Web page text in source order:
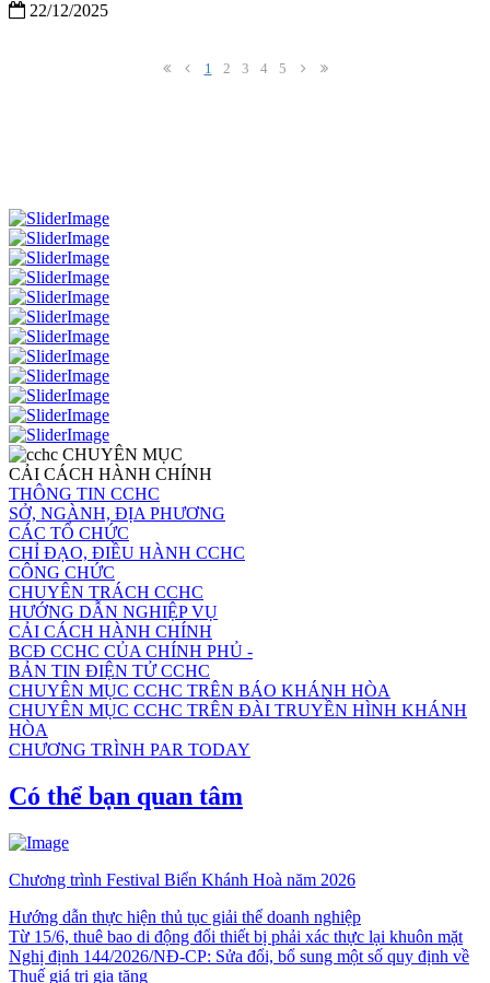
22/12/2025
1 2 3 4 5
CHUYÊN MỤC
CẢI CÁCH HÀNH CHÍNH
THÔNG TIN CCHC
SỞ, NGÀNH, ĐỊA PHƯƠNG
CÁC TỔ CHỨC
CHỈ ĐẠO, ĐIỀU HÀNH CCHC
CÔNG CHỨC
CHUYÊN TRÁCH CCHC
HƯỚNG DẪN NGHIỆP VỤ
CẢI CÁCH HÀNH CHÍNH
BCĐ CCHC CỦA CHÍNH PHỦ -
BẢN TIN ĐIỆN TỬ CCHC
CHUYÊN MỤC CCHC TRÊN BÁO KHÁNH HÒA
CHUYÊN MỤC CCHC TRÊN ĐÀI TRUYỀN HÌNH KHÁNH
HÒA
CHƯƠNG TRÌNH PAR TODAY
Có thể bạn quan tâm
Chương trình Festival Biển Khánh Hoà năm 2026
Hướng dẫn thực hiện thủ tục giải thể doanh nghiệp
Từ 15/6, thuê bao di động đổi thiết bị phải xác thực lại khuôn mặt
Nghị định 144/2026/NĐ-CP: Sửa đổi, bổ sung một số quy định về
Thuế giá trị gia tăng